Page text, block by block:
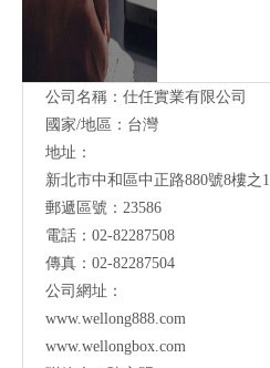
公司名稱：仕任實業有限公司
國家/地區：台灣
地址：
新北市中和區中正路880號8樓之1
郵遞區號：23586
電話：02-82287508
傳真：02-82287504
公司網址 ：
www.wellong888.com
www.wellongbox.com